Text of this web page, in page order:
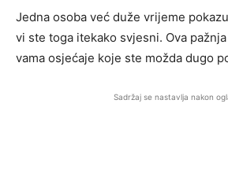
Jedna osoba već duže vrijeme
vi ste toga itekako svjesni. Ova
vama osjećaje koje ste možda dugo
Sadržaj se nastavlja nakon